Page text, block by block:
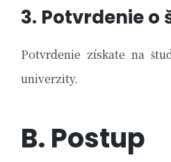
3. Potvrdenie o
Potvrdenie získate na
univerzity.
B. Postup